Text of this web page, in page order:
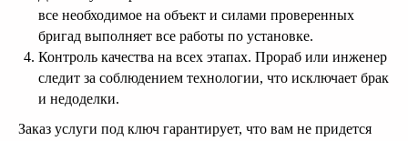
все необходимое на объект и силами проверенных
бригад выполняет все работы по установке.
Контроль качества на всех этапах. Прораб или инженер
следит за соблюдением технологии, что исключает брак
и недоделки.
Заказ услуги под ключ гарантирует, что вам не придется
Оставить заявку